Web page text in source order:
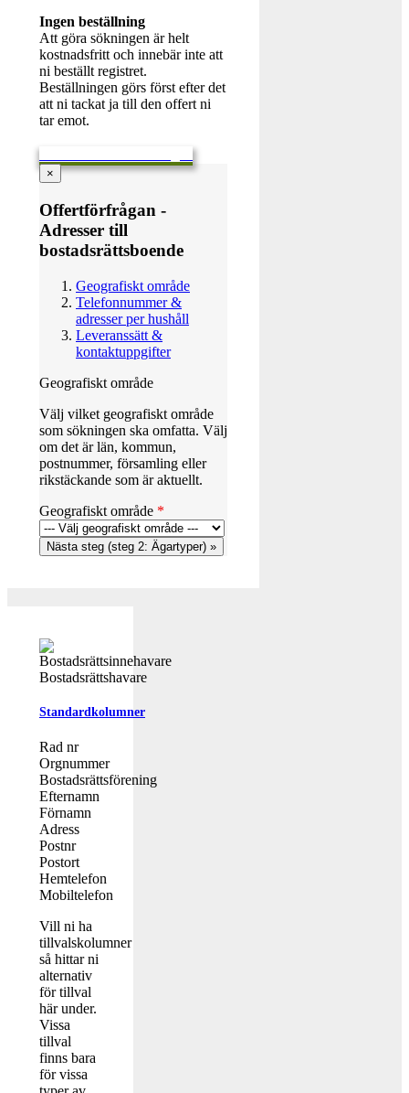
Ingen beställning
Att göra sökningen är helt
kostnadsfritt och innebär inte att
ni beställt registret.
Beställningen görs först efter det
att ni tackat ja till den offert ni
tar emot.
×
Offertförfrågan -
Adresser till
bostadsrättsboende
Geografiskt område
Telefonnummer &
adresser per hushåll
Leveranssätt &
kontaktuppgifter
Geografiskt område
Välj vilket geografiskt område
som sökningen ska omfatta. Välj
om det är län, kommun,
postnummer, församling eller
rikstäckande som är aktuellt.
Geografiskt område *
Standardkolumner
Rad nr
Orgnummer
Bostadsrättsförening
Efternamn
Förnamn
Adress
Postnr
Postort
Hemtelefon
Mobiltelefon
Vill ni ha
tillvalskolumner
så hittar ni
alternativ
för tillval
här under.
Vissa
tillval
finns bara
för vissa